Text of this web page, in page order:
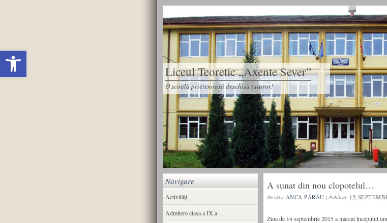
Deschide bara de unelte
Liceul Teoretic „Axente Sever”
O școală prietenoasă deschisă tuturor!
A sunat din nou clopotelul…
De către ANCA PĂRĂU | Publicat: 15
Ziua de 14 septembrie 2015 a marcat începutul
Navigare
Activități
Admitere clasa a IX-a